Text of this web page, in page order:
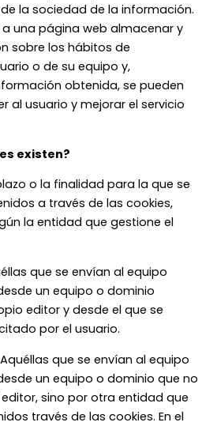
la sociedad de la información.
una página web almacenar y
sobre los hábitos de
o de su equipo y,
obtenida, se pueden
al usuario y mejorar el servicio
existen?
o la finalidad para la que se
a través de las cookies,
la entidad que gestione el
que se envían al equipo
un equipo o dominio
editor y desde el que se
por el usuario.
que se envían al equipo
un equipo o dominio que no
sino por otra entidad que
través de las cookies. En el